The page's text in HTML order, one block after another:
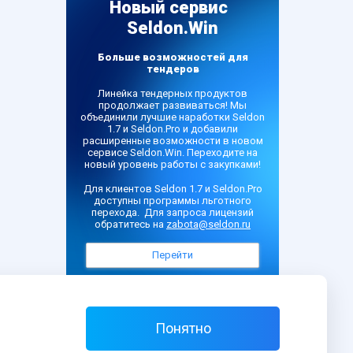
Новый сервис
Seldon.Win
Больше возможностей для
тендеров
Линейка тендерных продуктов
продолжает развиваться! Мы
объединили лучшие наработки Seldon
1.7 и Seldon.Pro и добавили
расширенные возможности в новом
сервисе Seldon.Win. Переходите на
новый уровень работы с закупками!
Для клиентов Seldon 1.7 и Seldon.Pro
доступны программы льготного
перехода. Для запроса лицензий
обратитесь на zabota@seldon.ru
Перейти